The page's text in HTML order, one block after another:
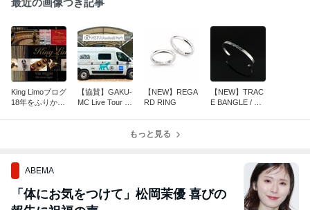
最近の画像つき記事
King Limoブログ
18年をふりかえ
【協賛】GAKU-
MC Live Tour 20
【NEW】REGA
RD RING
【NEW】TRAC
E BANGLE / RI
もっと見る
ABEMA
「体にお気をつけて」松岡茉優 喜びの